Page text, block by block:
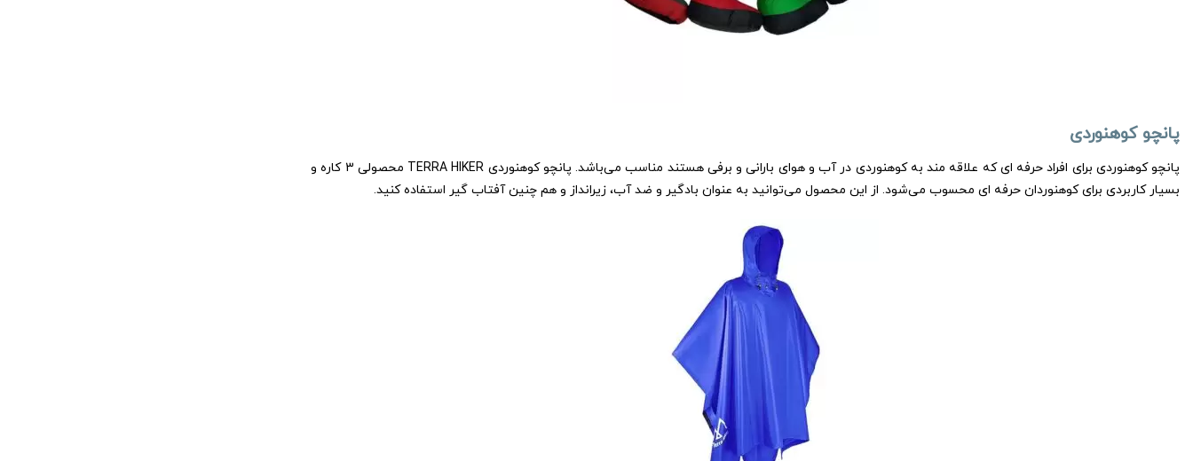
پانچو کوهنوردی
پانچو کوهنوردی برای افراد حرفه ای که علاقه مند به کوهنوردی در آب و هوای بارانی و برفی هستند مناسب می‌باشد. پانچو کوهنوردی TERRA HIKER محصولی 3 کاره و
بسیار کاربردی برای کوهنوردان حرفه ای محسوب می‌شود. از این محصول می‌توانید به عنوان بادگیر و ضد آب، زیرانداز و هم چنین آفتاب گیر استفاده کنید.